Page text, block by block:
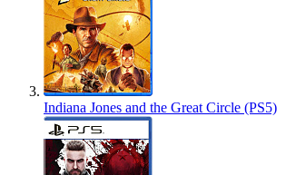
Indiana Jones and the Great Circle (PS5)